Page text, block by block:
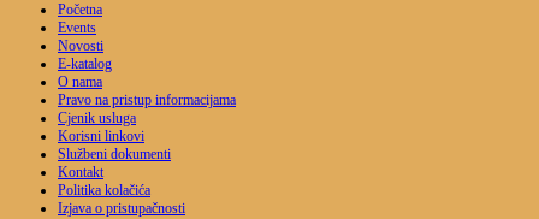
Početna
Events
Novosti
E-katalog
O nama
Pravo na pristup informacijama
Cjenik usluga
Korisni linkovi
Službeni dokumenti
Kontakt
Politika kolačića
Izjava o pristupačnosti